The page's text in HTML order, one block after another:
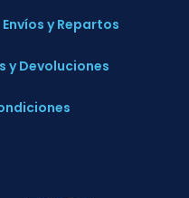
Envíos y Repartos
y Devoluciones